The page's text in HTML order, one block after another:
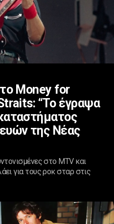
Money for
“Το έγραψα
της Νέας
στο MTV και
για τους ροκ σταρ στις